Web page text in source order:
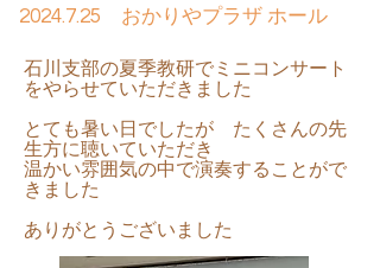
2024.7.25 おかりやプラザ ホール
石川支部の夏季教研でミニコンサート
をやらせていただきました
とても暑い日でしたが たくさんの先
生方に聴いていただき
温かい雰囲気の中で演奏することがで
きました
ありがとうございました